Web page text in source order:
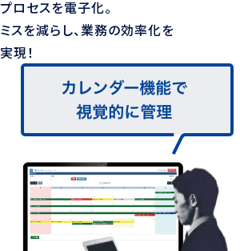
プロセスを電子化。
ミスを減らし、業務の効率化を
実現！